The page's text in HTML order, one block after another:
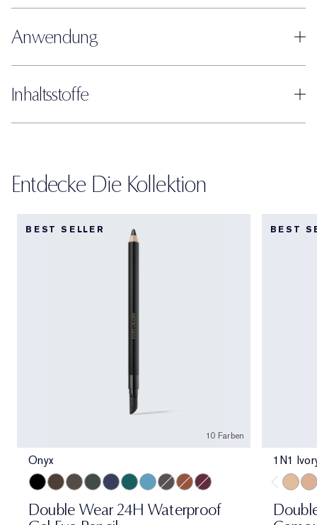
Anwendung
Inhaltsstoffe
Entdecke Die Kollektion
BEST SELLER
10 Farben
Onyx
Double Wear 24H Waterproof
BEST
1N1